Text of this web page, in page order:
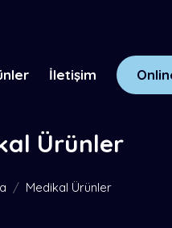
İletişim
Ürünler
Medikal Ürünler